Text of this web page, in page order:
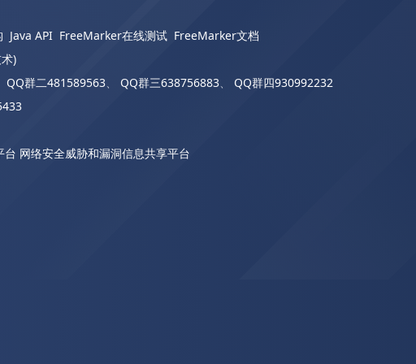
Java API FreeMarker在线测试 FreeMarker文档
)
QQ群二481589563、 QQ群三638756883、 QQ群四930992232
台 网络安全威胁和漏洞信息共享平台